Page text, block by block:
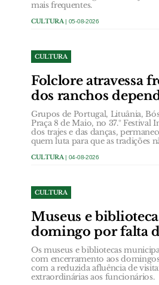
mais frequentes.
CULTURA | 05-08-2026
CULTURA
Folclore atravessa
dos ranchos
Grupos de Portugal, Lituânia,
Praça 8 de Maio, no 37.º Festival
dos trajes e das danças,
quem luta para que as tradições
CULTURA | 04-08-2026
CULTURA
Museus e
domingo por falta
Os museus e bibliotecas
com encerramento aos
com a reduzida afluência de
extraordinárias aos funcionários.